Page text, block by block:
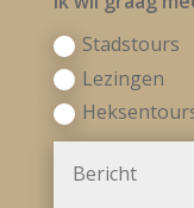
Stadstours
Lezingen